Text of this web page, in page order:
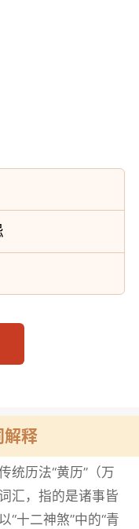
解释
统历法“黄历”（万
汇，指的是诸事皆
“十二神煞”中的“青